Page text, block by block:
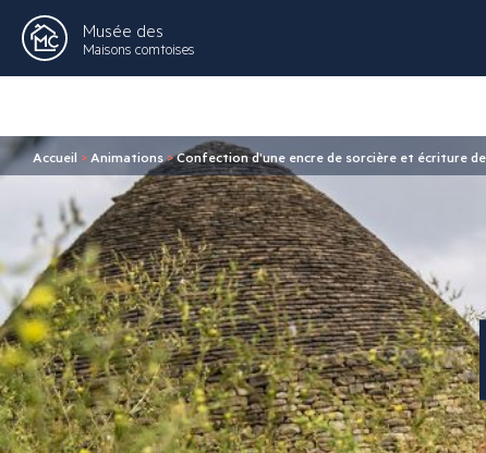
Musée des
Maisons comtoises
Accueil > Animations>Confection d’une encre de sorcière et écriture